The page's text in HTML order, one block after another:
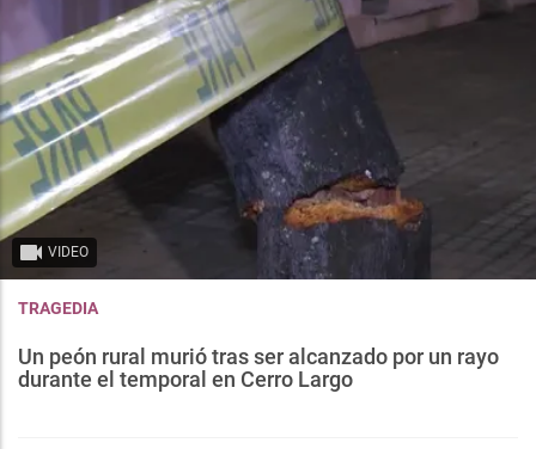
VIDEO
TRAGEDIA
Un peón rural murió tras ser alcanzado por un rayo
durante el temporal en Cerro Largo